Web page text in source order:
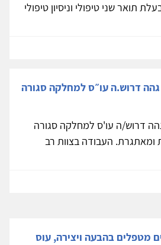
תואר שני טיפולי וניסיון טיפולי
דרוש.ה עו״ס למחלקה סגורה
דרוש/ה עו'ס למחלקה סגורה
ומאתגרת. העבודה בצוות רב
מטפלים בהבעה ויצירה, עוס